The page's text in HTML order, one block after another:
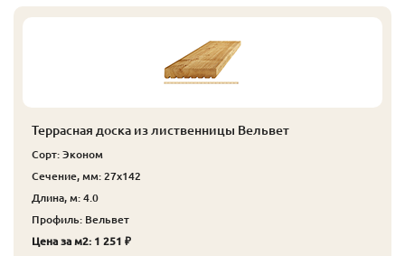
Террасная доска из лиственницы Вельвет
Сорт: Эконом
Сечение, мм: 27x142
Длина, м: 4.0
Профиль: Вельвет
Цена за м2: 1 251 ₽